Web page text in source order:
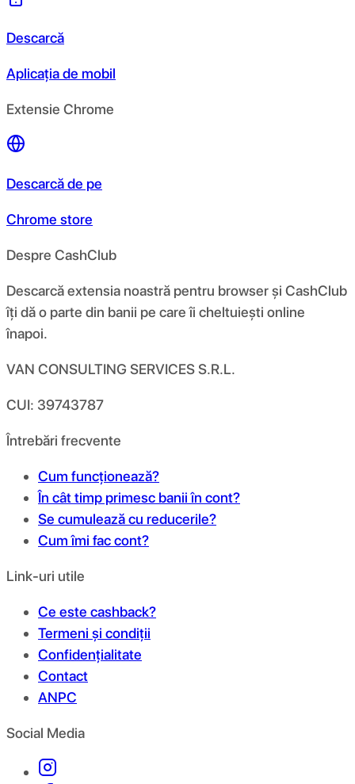
Descarcă
Aplicația de mobil
Extensie Chrome
Descarcă de pe
Chrome store
Despre CashClub
Descarcă extensia noastră pentru browser și CashClub
îți dă o parte din banii pe care îi cheltuiești online
înapoi.
VAN CONSULTING SERVICES S.R.L.
CUI: 39743787
Întrebări frecvente
Cum funcționează?
În cât timp primesc banii în cont?
Se cumulează cu reducerile?
Cum îmi fac cont?
Link-uri utile
Ce este cashback?
Termeni și condiții
Confidențialitate
Contact
ANPC
Social Media